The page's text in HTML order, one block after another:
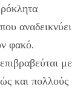
αναδεικνύει
φακό.
με
και πολλούς